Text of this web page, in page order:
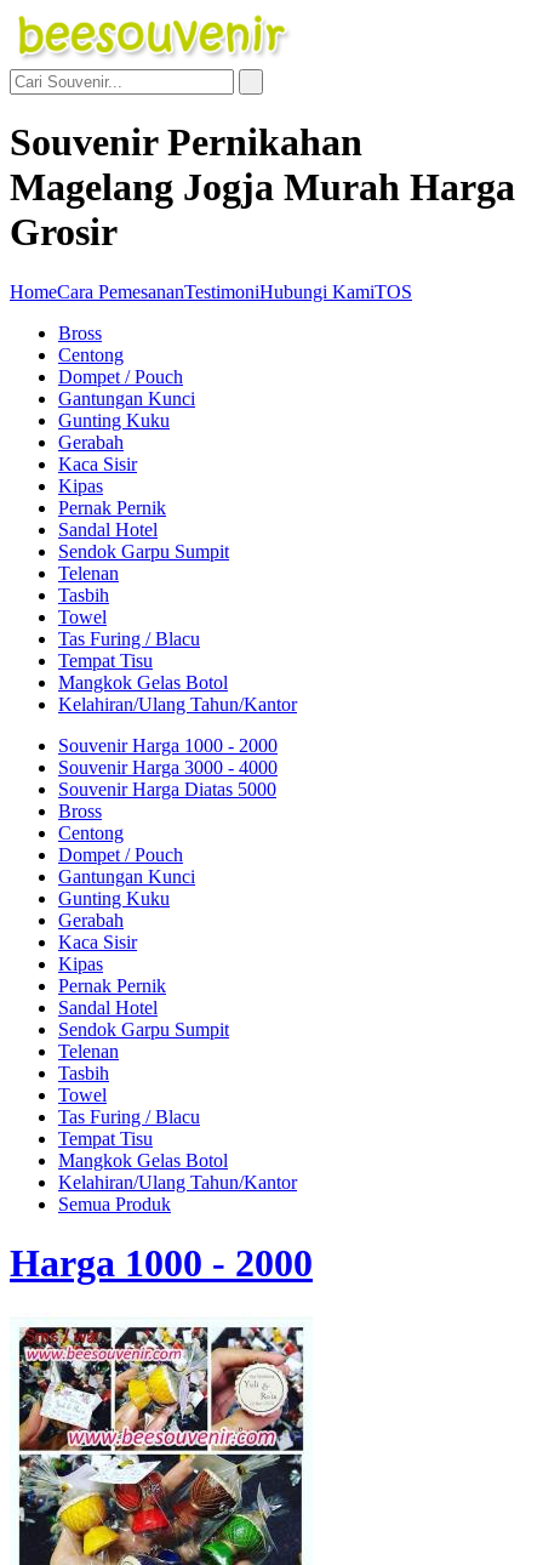
Souvenir Pernikahan
Magelang Jogja Murah Harga
Grosir
HomeCara PemesananTestimoniHubungi KamiTOS
Bross
Centong
Dompet / Pouch
Gantungan Kunci
Gunting Kuku
Gerabah
Kaca Sisir
Kipas
Pernak Pernik
Sandal Hotel
Sendok Garpu Sumpit
Telenan
Tasbih
Towel
Tas Furing / Blacu
Tempat Tisu
Mangkok Gelas Botol
Kelahiran/Ulang Tahun/Kantor
Souvenir Harga 1000 - 2000
Souvenir Harga 3000 - 4000
Souvenir Harga Diatas 5000
Bross
Centong
Dompet / Pouch
Gantungan Kunci
Gunting Kuku
Gerabah
Kaca Sisir
Kipas
Pernak Pernik
Sandal Hotel
Sendok Garpu Sumpit
Telenan
Tasbih
Towel
Tas Furing / Blacu
Tempat Tisu
Mangkok Gelas Botol
Kelahiran/Ulang Tahun/Kantor
Semua Produk
Harga 1000 - 2000